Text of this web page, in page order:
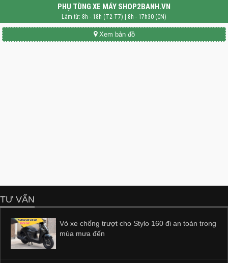
PHỤ TÙNG XE MÁY SHOP2BANH.VN
Làm từ: 8h - 18h (T2-T7) | 8h - 17h30 (CN)
Xem bản đồ
TƯ VẤN
Vỏ xe chống trượt cho Stylo 160 đi an toàn trong
mùa mưa đến